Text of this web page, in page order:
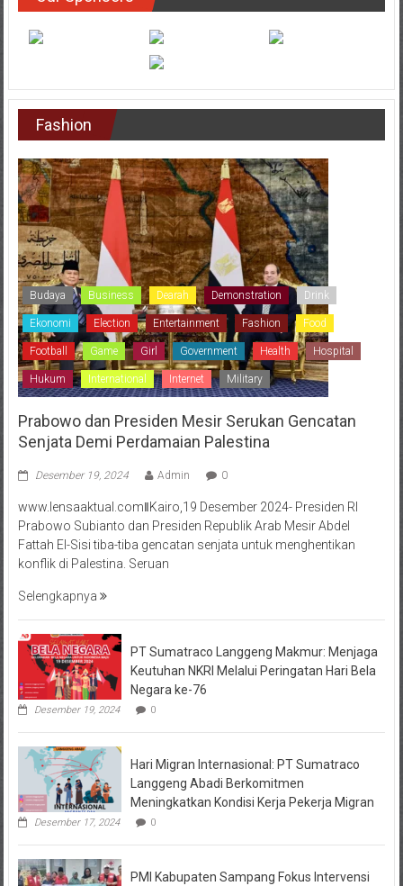
Fashion
Budaya Business Dearah Demonstration Drink
Ekonomi Election Entertainment Fashion Food
Football Game Girl Government Health Hospital
Hukum International Internet Military
Prabowo dan Presiden Mesir Serukan Gencatan
Senjata Demi Perdamaian Palestina
Desember 19, 2024 Admin 0
www.lensaaktual.comǁKairo,19 Desember 2024- Presiden RI
Prabowo Subianto dan Presiden Republik Arab Mesir Abdel
Fattah El-Sisi tiba-tiba gencatan senjata untuk menghentikan
konflik di Palestina. Seruan
Selengkapnya
PT Sumatraco Langgeng Makmur: Menjaga
Keutuhan NKRI Melalui Peringatan Hari Bela
Negara ke-76
Desember 19, 2024 0
Hari Migran Internasional: PT Sumatraco
Langgeng Abadi Berkomitmen
Meningkatkan Kondisi Kerja Pekerja Migran
Desember 17, 2024 0
PMI Kabupaten Sampang Fokus Intervensi